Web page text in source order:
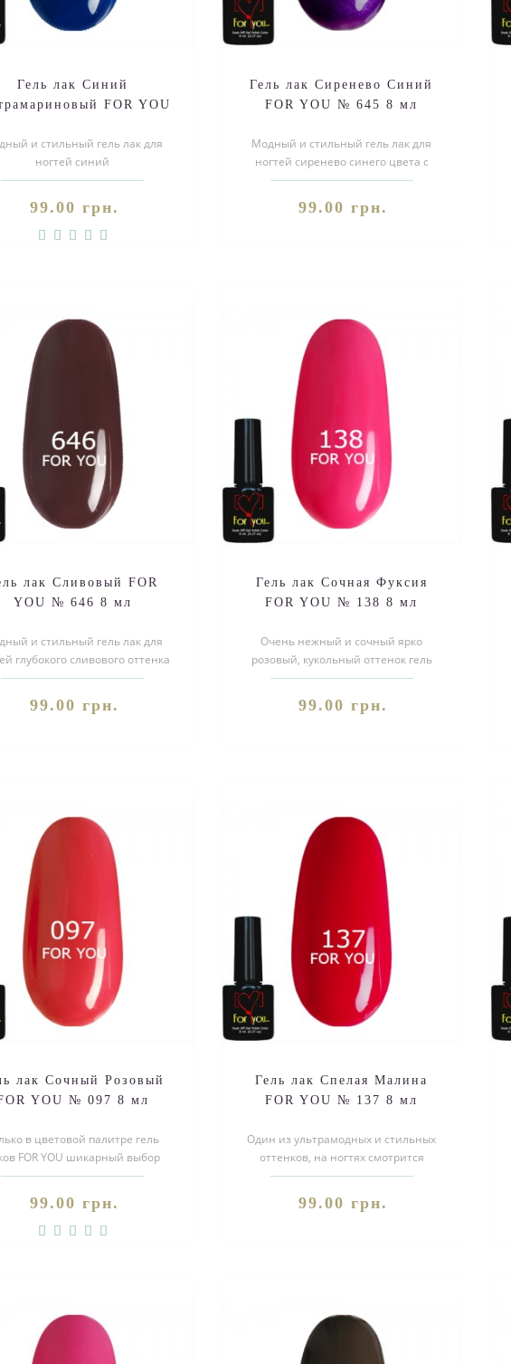
Гель лак Синий
FOR YOU
и стильный гель лак для
ногтей синий
эмаль, поспешите
99.00 грн.
Гель лак Сиренево Синий
FOR YOU № 645 8 мл
Модный и стильный гель лак для
ногтей сиренево синего цвета с
микроблеском,
99.00 грн.
лак Сливовый FOR
YOU № 646 8 мл
и стильный гель лак для
глубокого сливового оттенка
поспешите заказать!Поку..
99.00 грн.
Гель лак Сочная Фуксия
FOR YOU № 138 8 мл
Очень нежный и сочный ярко
розовый, кукольный оттенок гель
лака, смотрится на ноготках
99.00 грн.
лак Сочный Розовый
YOU № 097 8 мл
в цветовой палитре гель
FOR YOU шикарный выбор
оттенков, модные и
99.00 грн.
Гель лак Спелая Малина
FOR YOU № 137 8 мл
Один из ультрамодных и стильных
оттенков, на ногтях смотрится
выразительно и очень
99.00 грн.